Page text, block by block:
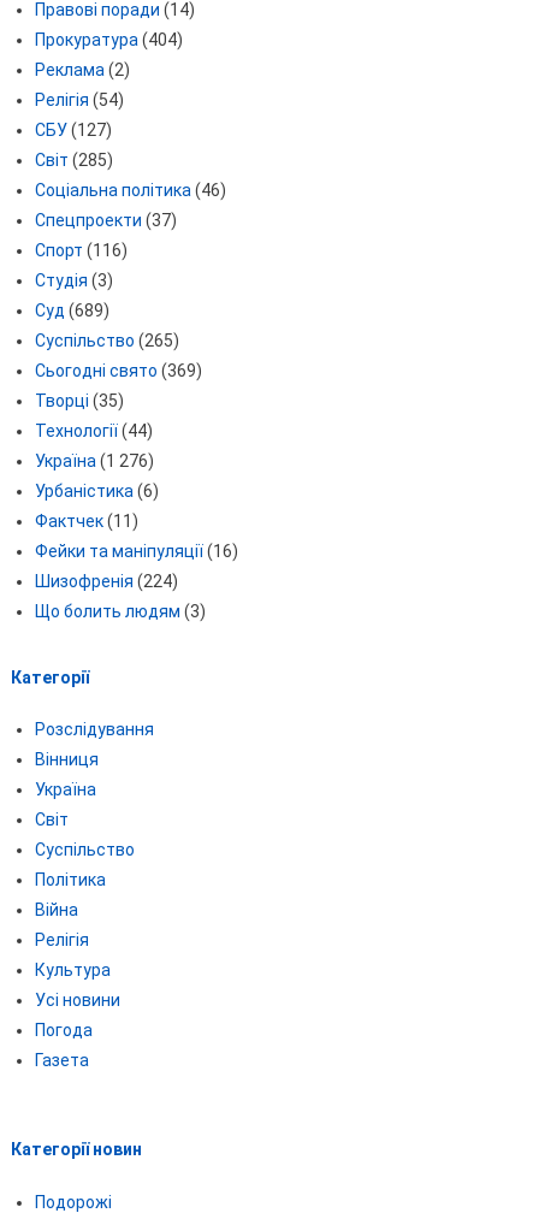
Правові поради (14)
Прокуратура (404)
Реклама (2)
Релігія (54)
СБУ(127)
Світ (285)
Соціальна політика (46)
Спецпроекти (37)
Спорт (116)
Студія (3)
Суд (689)
Суспільство (265)
Сьогодні свято (369)
Творці (35)
Технології(44)
Україна (1 276)
Урбаністика (6)
Фактчек(11)
Фейки та маніпуляції(16)
Шизофренія (224)
Що болить людям (3)
Категорії
Розслідування
Вінниця
Україна
Світ
Суспільство
Політика
Війна
Релігія
Культура
Усі новини
Погода
Газета
Категорії новин
Подорожі